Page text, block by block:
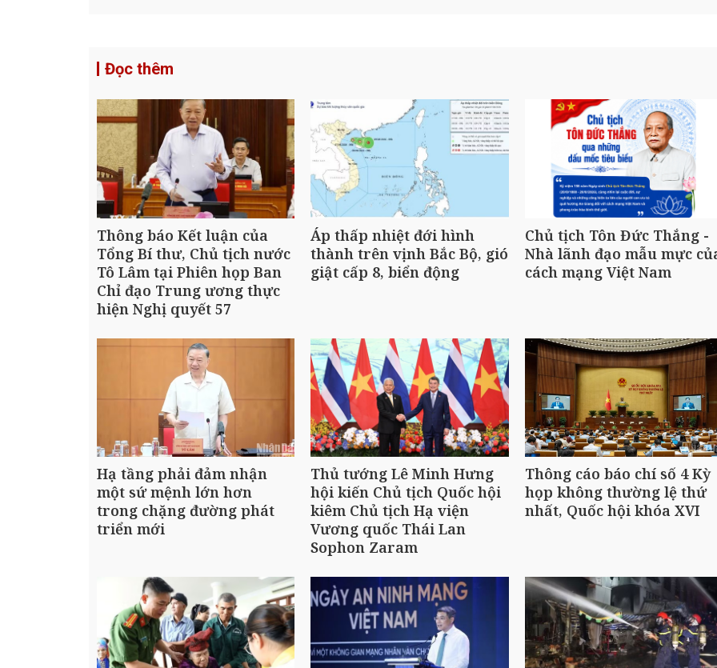
Đọc thêm
Thông báo Kết luận của
Tổng Bí thư, Chủ tịch nước
Tô Lâm tại Phiên họp Ban
Chỉ đạo Trung ương thực
hiện Nghị quyết 57
Áp thấp nhiệt đới hình
thành trên vịnh Bắc Bộ, gió
giật cấp 8, biển động
Chủ tịch Tôn Đức Thắng -
Nhà lãnh đạo mẫu mực
cách mạng Việt Nam
Hạ tầng phải đảm nhận
một sứ mệnh lớn hơn
trong chặng đường phát
triển mới
Thủ tướng Lê Minh Hưng
hội kiến Chủ tịch Quốc hội
kiêm Chủ tịch Hạ viện
Vương quốc Thái Lan
Sophon Zaram
Thông cáo báo chí số 4 Kỳ
họp không thường lệ thứ
nhất, Quốc hội khóa XVI